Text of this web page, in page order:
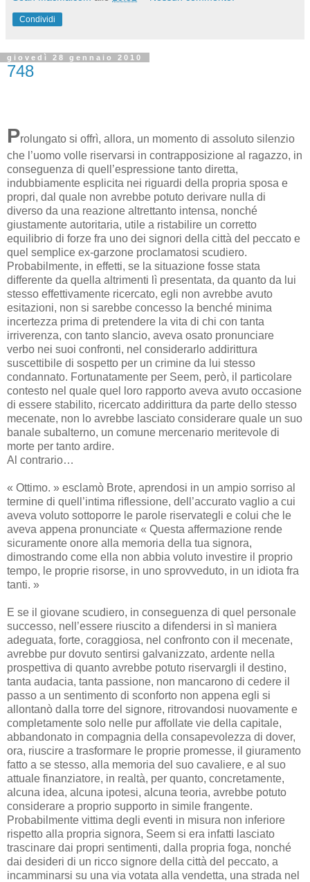
Condividi
giovedì 28 gennaio 2010
748
Prolungato si offrì, allora, un momento di assoluto silenzio
che l’uomo volle riservarsi in contrapposizione al ragazzo, in
conseguenza di quell’espressione tanto diretta,
indubbiamente esplicita nei riguardi della propria sposa e
propri, dal quale non avrebbe potuto derivare nulla di
diverso da una reazione altrettanto intensa, nonché
giustamente autoritaria, utile a ristabilire un corretto
equilibrio di forze fra uno dei signori della città del peccato e
quel semplice ex-garzone proclamatosi scudiero.
Probabilmente, in effetti, se la situazione fosse stata
differente da quella altrimenti lì presentata, da quanto da lui
stesso effettivamente ricercato, egli non avrebbe avuto
esitazioni, non si sarebbe concesso la benché minima
incertezza prima di pretendere la vita di chi con tanta
irriverenza, con tanto slancio, aveva osato pronunciare
verbo nei suoi confronti, nel considerarlo addirittura
suscettibile di sospetto per un crimine da lui stesso
condannato. Fortunatamente per Seem, però, il particolare
contesto nel quale quel loro rapporto aveva avuto occasione
di essere stabilito, ricercato addirittura da parte dello stesso
mecenate, non lo avrebbe lasciato considerare quale un suo
banale subalterno, un comune mercenario meritevole di
morte per tanto ardire.
Al contrario…
« Ottimo. » esclamò Brote, aprendosi in un ampio sorriso al
termine di quell’intima riflessione, dell’accurato vaglio a cui
aveva voluto sottoporre le parole riservategli e colui che le
aveva appena pronunciate « Questa affermazione rende
sicuramente onore alla memoria della tua signora,
dimostrando come ella non abbia voluto investire il proprio
tempo, le proprie risorse, in uno sprovveduto, in un idiota fra
tanti. »
E se il giovane scudiero, in conseguenza di quel personale
successo, nell’essere riuscito a difendersi in sì maniera
adeguata, forte, coraggiosa, nel confronto con il mecenate,
avrebbe pur dovuto sentirsi galvanizzato, ardente nella
prospettiva di quanto avrebbe potuto riservargli il destino,
tanta audacia, tanta passione, non mancarono di cedere il
passo a un sentimento di sconforto non appena egli si
allontanò dalla torre del signore, ritrovandosi nuovamente e
completamente solo nelle pur affollate vie della capitale,
abbandonato in compagnia della consapevolezza di dover,
ora, riuscire a trasformare le proprie promesse, il giuramento
fatto a se stesso, alla memoria del suo cavaliere, e al suo
attuale finanziatore, in realtà, per quanto, concretamente,
alcuna idea, alcuna ipotesi, alcuna teoria, avrebbe potuto
considerare a proprio supporto in simile frangente.
Probabilmente vittima degli eventi in misura non inferiore
rispetto alla propria signora, Seem si era infatti lasciato
trascinare dai propri sentimenti, dalla propria foga, nonché
dai desideri di un ricco signore della città del peccato, a
incamminarsi su una via votata alla vendetta, una strada nel